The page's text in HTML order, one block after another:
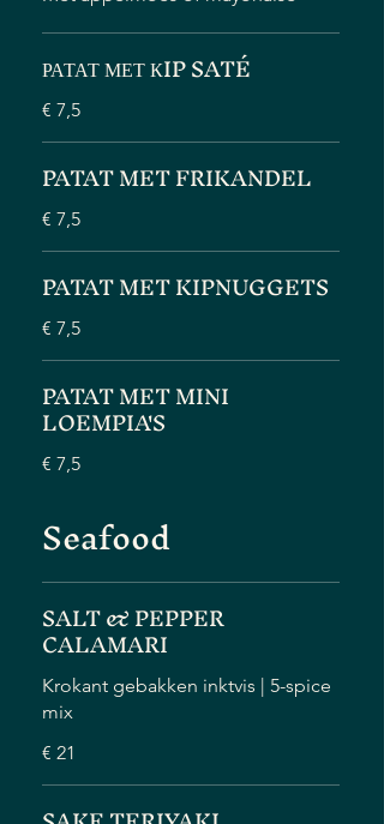
РАТАТ МЕТ КIP SATÉ
€ 7,5
PATAT MET FRIKANDEL
€ 7,5
PATAT MET KIPNUGGETS
€ 7,5
PATAT MET MINI
LOEMPIA'S
€ 7,5
Seafood
SALT & PEPPER
CALAMARI
Krokant gebakken inktvis | 5-spice
mix
€ 21